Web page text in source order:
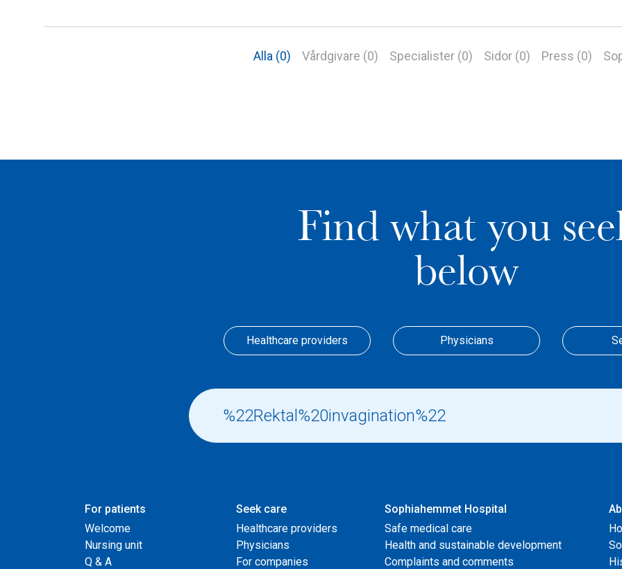
Alla (0) Vårdgivare (0) Specialister (0) Sidor (0) Press (0)
Find what you
below
Healthcare providers Physicians
For patients
Welcome
Nursing unit
Q & A
Seek care
Healthcare providers
Physicians
For companies
Sophiahemmet Hospital
Safe medical care
Health and sustainable development
Complaints and comments